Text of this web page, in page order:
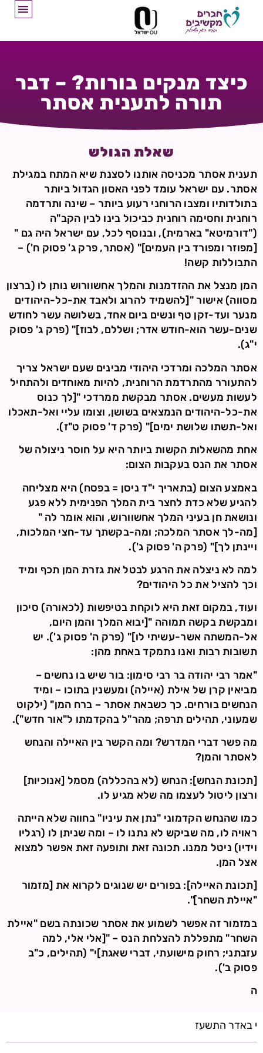
כיצד מנקים בורות? – דבר
תורה לתענית אסתר
שאלת הגולש
תענית אסתר מכניסה אותנו לסצנת שיא המתח במגילת
אסתר. עם ישראל עומד לפני האסון הגדול ביותר
בתולדותיו ומצבו הרוחני רעוע ביותר – שינה ותרדמה
רוחנית וחסימה רוחנית כביכול בינו לבין הקב"ה
("דורמיטא" בארמית), ובנוסף לכל, עם ישראל היה גם "
[מפוזר ומפורד בין העמים]" (אסתר, פרק ג' פסוק ח') –
התבוללות קשה!
המן מנצל את ההזדמנות והמלך אחשוורוש נותן לו (ברצון
מסווה) אישור "[להשמיד להרוג ולאבד את-כל-היהודים
מנער ועד-זקן טף ונשים ביום אחד, בשלושה עשר לחודש
שנים-עשר הוא-חודש אדר; ושללם, לבוז]" (פרק ג' פסוק
י"ג).
אסתר המלכה ומרדכי היהודי מבינים שעם ישראל צריך
להתעורר מהתרדמת הרוחנית, להיות מאוחדים ולהתחיל
לעשות מעשים. אסתר מבקשת ממרדכי "[לך כנוס
את-כל-היהודים הנמצאים בשושן, וצומו עליי ואל-תאכלו
ואל-תשתו שלושת ימים]" (פרק ד' פסוק ט"ז).
אחת מהשאלות הקשות ביותר היא על חוסר ניצולה של
אסתר את הנס בעקבות הצום:
באמצע הצום (בתאריך י"ד ניסן = בפסח) היא מצליחה
להגיע שלא כדת לחצר בית המלך הפנימית ללא פגע
ונושאת חן בעיני המלך אחשוורוש, והוא אומר לה "
[מה-לך אסתר המלכה; ומה-בקשתך עד-חצי המלכות,
ויינתן לך]" (פרק ה' פסוק ג').
למה לא ניצלה את הרגע לבטל את גזרת המן תכף ומיד
וכך להציל את כל היהודים?
ועוד, במקום זאת היא לוקחת בטיפשות (לכאורה) סיכון
ומבקשת בקשה תמוהה "[יבוא המלך והמן היום,
אל-המשתה אשר-עשיתי לו]" (פרק ה' פסוק ג'). יש
תשובות רבות ואנו נתמקד באחת מהן:
"אמר רבי יהודה בר רבי סימון: בור שיש בו נחשים –
מביאין קרן של אילת (איילה) ומעשנין בתוכו – ומיד
הנחשים בורחים. כך כשבאת אסתר – ברח המן" (ילקוט
שמעוני, תהילים תרפה; מהר"ל בהקדמתו ל"אור חדש").
מה פשר דברי המדרש? ומה הקשר בין האיילה והנחש
לאסתר והמן?
[תכונת הנחש]: הנחש (לא בהכללה) מסמל [אנוכיות]
ורצון ליטול לעצמו מה שלא מגיע לו.
כמו שהנחש הקדמוני "נתן את עיניו" בחווה שלא הייתה
ראויה לו, מה שביקש לא נתנו לו – ומה שניתן לו (רגליו
וידיו) ניטל ממנו. תכונה זאת ותופעה זאת אפשר למצוא
אצל המן.
[תכונת האיילה]: בפורים יש שנוגים לקרוא את [מזמור
"איילת השחר]".
במזמור זה אפשר לשמוע את אסתר שכונתה בשם "איילת
השחר" מתפללת להצלחת הנס – "[אלי אלי, למה
עזבתני; רחוק מישועתי, דברי שאגת]י" (תהילים, כ"ב
פסוק ב').
ה
י באדר התשעז